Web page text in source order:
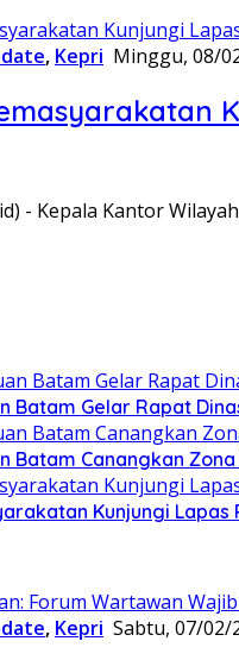
, Kepri Minggu, 08/
- Kepala Kantor
Batam Gelar Rapat
Batam Canangkan
Kunjungi
, Kepri Sabtu, 07/02/